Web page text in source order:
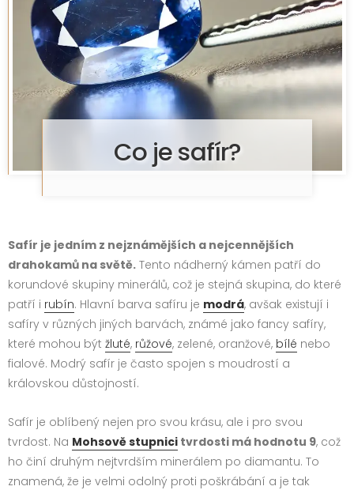
Co je safír?
Safír je jedním z nejznámějších a nejcennějších
drahokamů na světě. Tento nádherný kámen patří do
korundové skupiny minerálů, což je stejná skupina, do které
patří i rubín. Hlavní barva safíru je modrá, avšak existují i
safíry v různých jiných barvách, známé jako fancy safíry,
které mohou být žluté, růžové, zelené, oranžové, bílé nebo
fialové. Modrý safír je často spojen s moudrostí a
královskou důstojností.
Safír je oblíbený nejen pro svou krásu, ale i pro svou
tvrdost. Na Mohsově stupnici tvrdosti má hodnotu 9, což
ho činí druhým nejtvrdším minerálem po diamantu. To
znamená, že je velmi odolný proti poškrábání a je tak